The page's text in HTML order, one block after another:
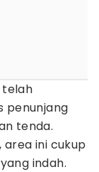
telah
penunjang
tenda.
area ini cukup
indah.